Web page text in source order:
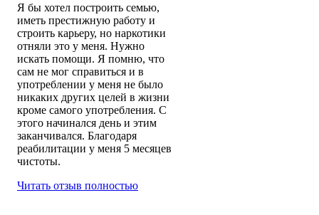
Я бы хотел построить семью,
иметь престижную работу и
строить карьеру, но наркотики
отняли это у меня. Нужно
искать помощи. Я помню, что
сам не мог справиться и в
употреблении у меня не было
никаких других целей в жизни
кроме самого употребления. С
этого начинался день и этим
заканчивался. Благодаря
реабилитации у меня 5 месяцев
чистоты.
Читать отзыв полностью